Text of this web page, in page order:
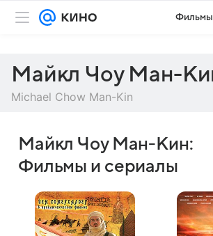
Фильмы
Майкл Чоу Ман-
Michael Chow Man-Kin
Майкл Чоу Ман-Кин:
Фильмы и сериалы